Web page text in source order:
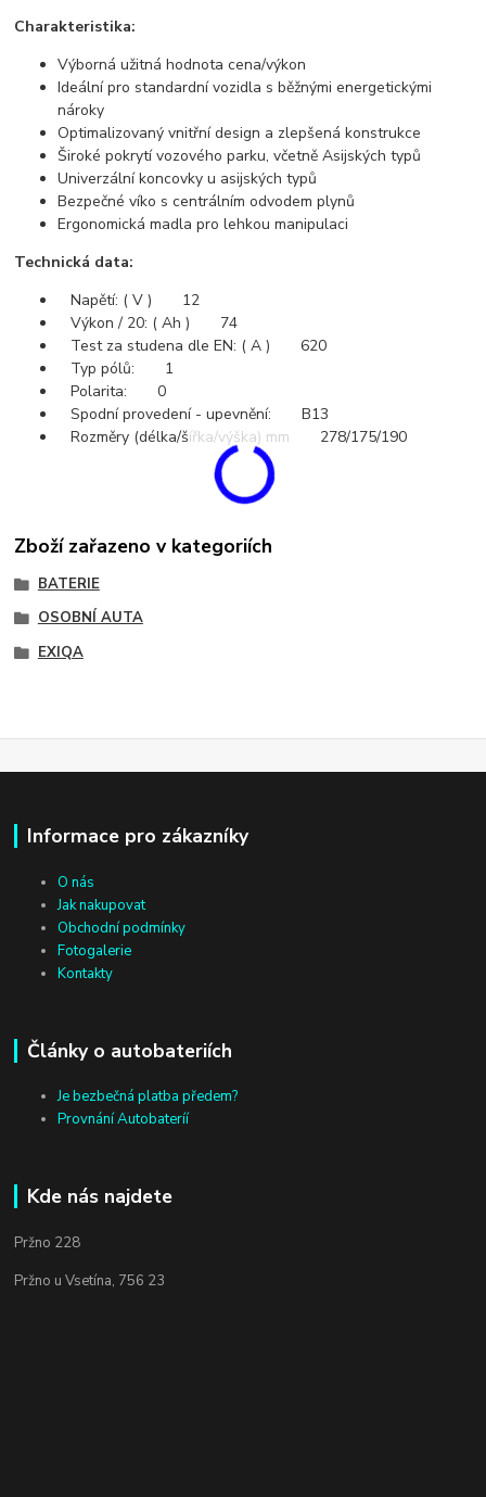
Charakteristika:
Výborná užitná hodnota cena/výkon
Ideální pro standardní vozidla s běžnými energetickými
nároky
Optimalizovaný vnitřní design a zlepšená konstrukce
Široké pokrytí vozového parku, včetně Asijských typů
Univerzální koncovky u asijských typů
Bezpečné víko s centrálním odvodem plynů
Ergonomická madla pro lehkou manipulaci
Technická data:
Napětí: ( V ) 12
Výkon / 20: ( Ah ) 74
Test za studena dle EN: ( A ) 620
Typ pólů: 1
Polarita: 0
Spodní provedení - upevnění: B13
Rozměry (délka/šířka/výška) mm 278/175/190
Zboží zařazeno v kategoriích
BATERIE
OSOBNÍ AUTA
EXIQA
Informace pro zákazníky
O nás
Jak nakupovat
Obchodní podmínky
Fotogalerie
Kontakty
Články o autobateriích
Je bezbečná platba předem?
Provnání Autobateríí
Kde nás najdete
Pržno 228
Pržno u Vsetína, 756 23